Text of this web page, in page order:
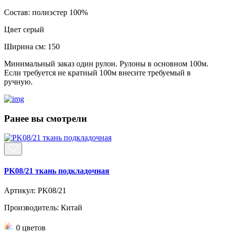
Состав: полиэстер 100%
Цвет серый
Ширина см: 150
Минимальный заказ один рулон. Рулоны в основном 100м.
Если требуется не кратный 100м внесите требуемый в
ручную.
Ранее вы смотрели
PK08/21 ткань подкладочная
Артикул: PK08/21
Производитель: Китай
0 цветов